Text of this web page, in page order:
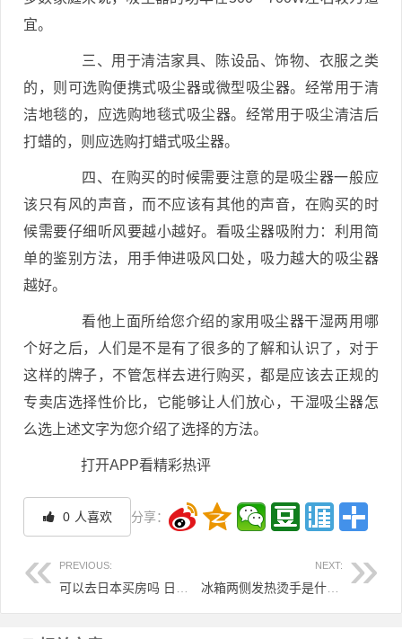
宜。
三、用于清洁家具、陈设品、饰物、衣服之类
的，则可选购便携式吸尘器或微型吸尘器。经常用于清
洁地毯的，应选购地毯式吸尘器。经常用于吸尘清洁后
打蜡的，则应选购打蜡式吸尘器。
四、在购买的时候需要注意的是吸尘器一般应
该只有风的声音，而不应该有其他的声音，在购买的时
候需要仔细听风要越小越好。看吸尘器吸附力：利用简
单的鉴别方法，用手伸进吸风口处，吸力越大的吸尘器
越好。
看他上面所给您介绍的家用吸尘器干湿两用哪
个好之后，人们是不是有了很多的了解和认识了，对于
这样的牌子，不管怎样去进行购买，都是应该去正规的
专卖店选择性价比，它能够让人们放心，干湿吸尘器怎
么选上述文字为您介绍了选择的方法。
打开APP看精彩热评
0 人喜欢 分享：
PREVIOUS: NEXT:
冰箱两侧发热烫手是什么原因？冰箱两侧发热烫手解决方法？
文章导航